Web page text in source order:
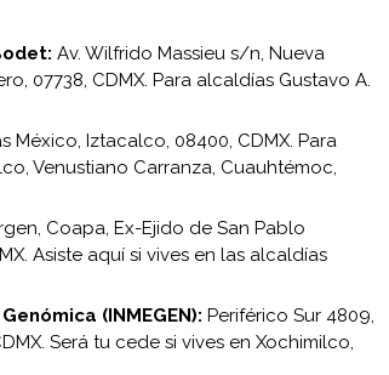
Av. Wilfrido Massieu s/n, Nueva
07738, CDMX. Para alcaldías Gustavo A.
México, Iztacalco, 08400, CDMX. Para
Venustiano Carranza, Cuauhtémoc,
Coapa, Ex-Ejido de San Pablo
Asiste aquí si vives en las alcaldías
(INMEGEN): Periférico Sur 4809,
Será tu cede si vives en Xochimilco,